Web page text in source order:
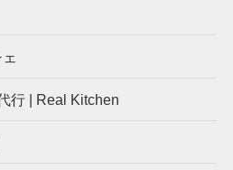
行 | Real Kitchen